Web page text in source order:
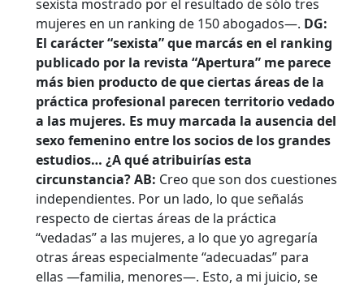
sexista mostrado por el resultado de sólo tres
mujeres en un ranking de 150 abogados—. DG:
El carácter “sexista” que marcás en el ranking
publicado por la revista “Apertura” me parece
más bien producto de que ciertas áreas de la
práctica profesional parecen territorio vedado
a las mujeres. Es muy marcada la ausencia del
sexo femenino entre los socios de los grandes
estudios… ¿A qué atribuirías esta
circunstancia?AB: Creo que son dos cuestiones
independientes. Por un lado, lo que señalás
respecto de ciertas áreas de la práctica
“vedadas” a las mujeres, a lo que yo agregaría
otras áreas especialmente “adecuadas” para
ellas —familia, menores—. Esto, a mi juicio, se